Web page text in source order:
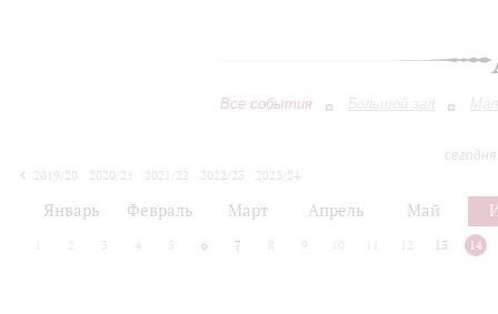
Все события Большой зал
2019/20
2020/21 2021/22 2022/23
2023/24
Январь Февраль Март Апрель Май
2 3 4 5 6 7 8 9 10 12 13 14